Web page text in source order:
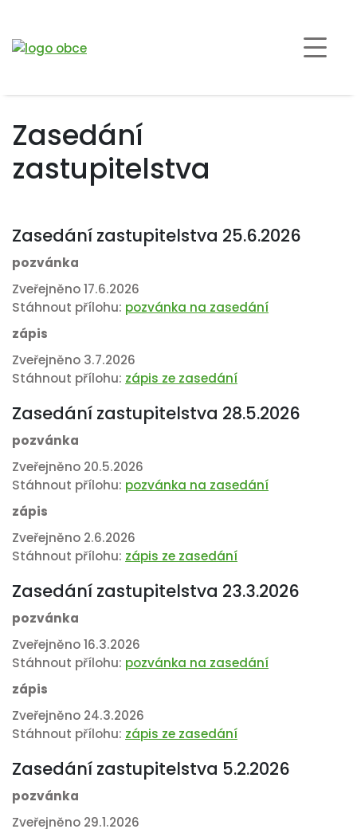
Zasedání
zastupitelstva
Zasedání zastupitelstva 25.6.2026
pozvánka
Zveřejněno 17.6.2026
Stáhnout přílohu: pozvánka na zasedání
zápis
Zveřejněno 3.7.2026
Stáhnout přílohu: zápis ze zasedání
Zasedání zastupitelstva 28.5.2026
pozvánka
Zveřejněno 20.5.2026
Stáhnout přílohu: pozvánka na zasedání
zápis
Zveřejněno 2.6.2026
Stáhnout přílohu: zápis ze zasedání
Zasedání zastupitelstva 23.3.2026
pozvánka
Zveřejněno 16.3.2026
Stáhnout přílohu: pozvánka na zasedání
zápis
Zveřejněno 24.3.2026
Stáhnout přílohu: zápis ze zasedání
Zasedání zastupitelstva 5.2.2026
pozvánka
Zveřejněno 29.1.2026